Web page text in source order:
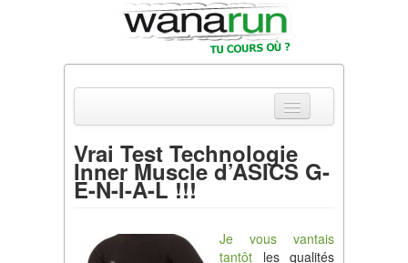
Actualités
Parcours & Courses
Vrai Test Technologie
Inner Muscle d’ASICS G-
E-N-I-A-L !!!
Je vous vantais
tantôt les qualités